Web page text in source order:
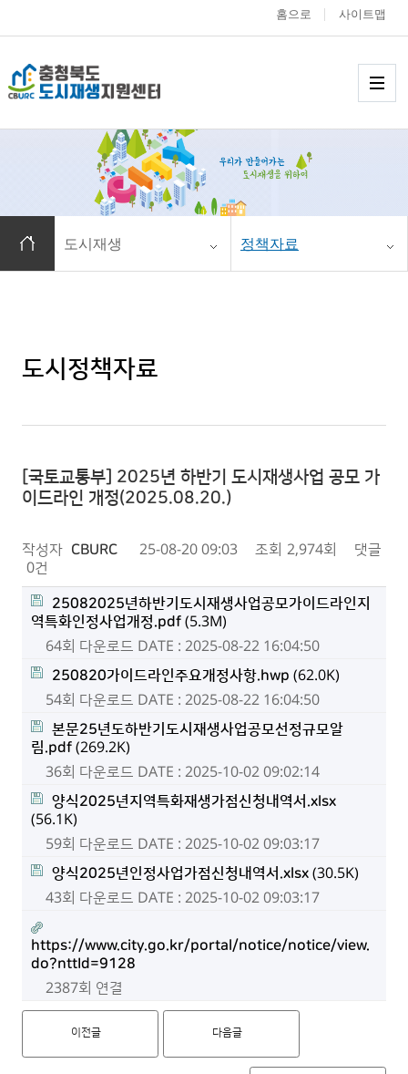
충청북도 도시재
홈으로 사이트맵
홈으로 이동
도시재생 정책자료
도시정책자료
[국토교통부] 2025년 하반기 도시재생사업 공모 가
이드라인 개정(2025.08.20.)
작성자 CBURC 25-08-20 09:03 조회 2,974회
댓글
0건
25082025년하반기도시재생사업공모가이드라인지
역특화인정사업개정.pdf(5.3M)
64회 다운로드 DATE : 2025-08-22 16:04:50
250820가이드라인주요개정사항.hwp (62.0K)
54회 다운로드 DATE : 2025-08-22 16:04:50
본문25년도하반기도시재생사업공모선정규모알
림.pdf(269.2K)
36회 다운로드 DATE : 2025-10-02 09:02:14
양식2025년지역특화재생가점신청내역서.xlsx
(56.1K)
59회 다운로드 DATE : 2025-10-02 09:03:17
양식2025년인정사업가점신청내역서.xlsx(30.5K)
43회 다운로드 DATE : 2025-10-02 09:03:17
https://www.city.go.kr/portal/notice/notice/view.
do?nttId=9128
2387회 연결
이전글 다음글